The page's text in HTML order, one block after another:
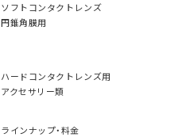
ソフトコンタクトレンズ
円錐角膜用
ハードコンタクトレンズ用
アクセサリー類
ラインナップ・料金